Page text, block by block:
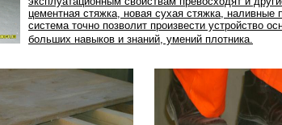
цементная стяжка, новая сухая стяжка,
система точно позволит произвести устройство
больших навыков и знаний, умений плотника.